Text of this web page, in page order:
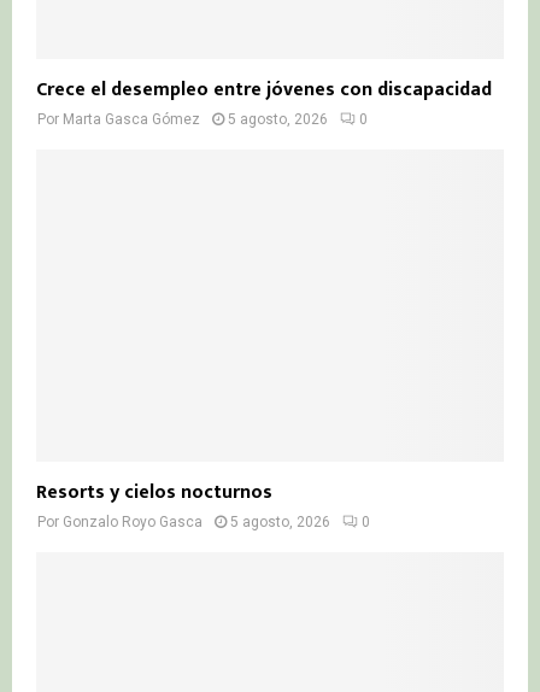
Crece el desempleo entre jóvenes con discapacidad
Por Marta Gasca Gómez 5 agosto, 2026 0
Resorts y cielos nocturnos
Por Gonzalo Royo Gasca 5 agosto, 2026 0